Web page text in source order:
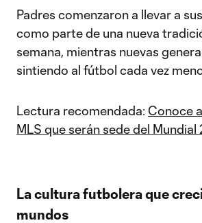
Padres comenzaron a llevar a
como parte de una nueva
semana, mientras nuevas
sintiendo al fútbol cada vez
Lectura recomendada: Conoce
MLS que serán sede del
La cultura futbolera que
mundos